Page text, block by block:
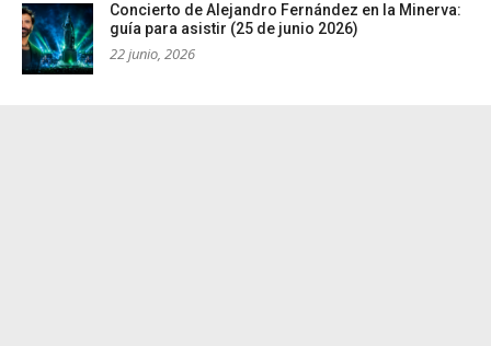
Concierto de Alejandro Fernández en la Minerva:
guía para asistir (25 de junio 2026)
22 junio, 2026